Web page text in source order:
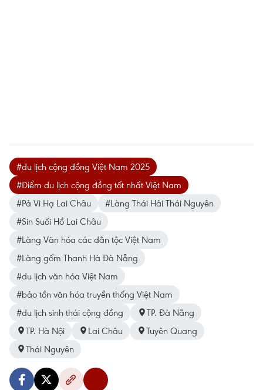
#du lịch cộng đồng Việt Nam 2025
#Điểm du lịch cộng đồng tốt nhất Việt Nam
#Pả Vi Hạ Lai Châu
#Làng Thái Hải Thái Nguyên
#Sin Suối Hồ Lai Châu
#Làng Văn hóa các dân tộc Việt Nam
#Làng gốm Thanh Hà Đà Nẵng
#du lịch văn hóa Việt Nam
#bảo tồn văn hóa truyền thống Việt Nam
#du lịch sinh thái cộng đồng
TP. Đà Nẵng
TP. Hà Nội
Lai Châu
Tuyên Quang
Thái Nguyên